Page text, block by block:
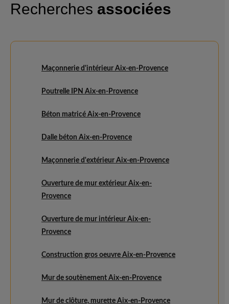
Recherches associées
Maçonnerie d'intérieur Aix-en-Provence
Poutrelle IPN Aix-en-Provence
Béton matricé Aix-en-Provence
Dalle béton Aix-en-Provence
Maçonnerie d'extérieur Aix-en-Provence
Ouverture de mur extérieur Aix-en-
Provence
Ouverture de mur intérieur Aix-en-
Provence
Construction gros oeuvre Aix-en-Provence
Mur de soutènement Aix-en-Provence
Mur de clôture, murette Aix-en-Provence